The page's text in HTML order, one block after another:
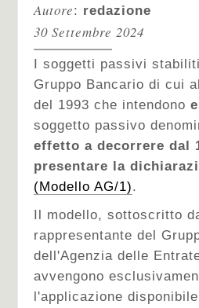
Autore: redazione
30 Settembre 2024
I soggetti passivi
Gruppo Bancario di cui
del 1993 che intendono
soggetto passivo
effetto a decorrere dal
presentare la
(Modello AG/1).
Il modello, sottoscritto
rappresentante del
dell'Agenzia delle
avvengono
l'applicazione